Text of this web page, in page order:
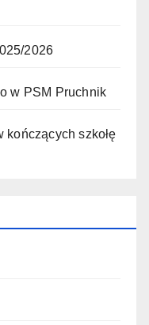
2026
w PSM Pruchnik
kończących szkołę